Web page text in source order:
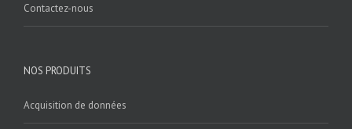
Contactez-nous
NOS PRODUITS
Acquisition de données